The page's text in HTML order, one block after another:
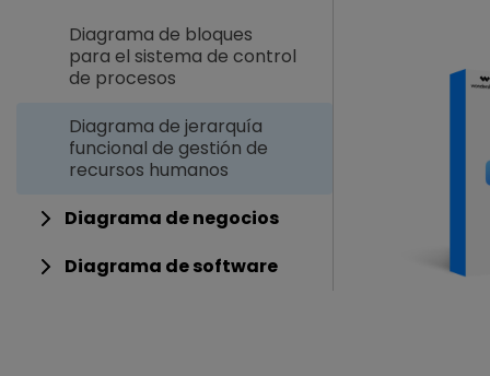
Diagrama de bloques
para el sistema de control
de procesos
Diagrama de jerarquía
funcional de gestión de
recursos humanos
Diagrama de negocios
Diagrama de software